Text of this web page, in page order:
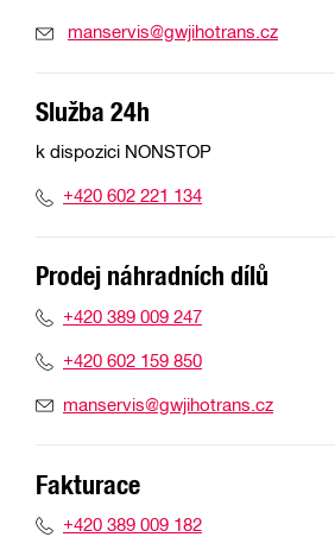
manservis@gwjihotrans.cz
Služba 24h
k dispozici NONSTOP
+420 602 221 134
Prodej náhradních dílů
+420 389 009 247
+420 602 159 850
manservis@gwjihotrans.cz
Fakturace
+420 389 009 182